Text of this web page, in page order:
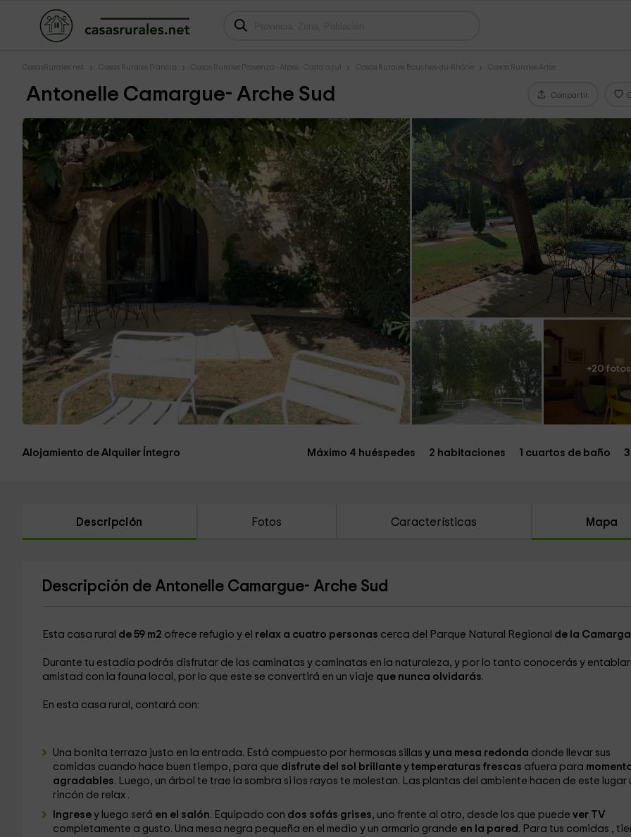
CasasRurales.net Casas Rurales Francia Casas Rurales Provenza - Alpes - Costa azul Casas Rurales Bouches-du-Rhône Casas Rurales Arles
Antonelle Camargue- Arche Sud Compartir
+20 fotos
Alojamiento de Alquiler Íntegro Máximo 4 huéspedes 2 habitaciones 1 cuartos de baño
Descripción Fotos Características Mapa
Descripción de Antonelle Camargue- Arche Sud
Esta casa rural de 59 m2 ofrece refugio y el relax a cuatro personas cerca del Parque Natural Regional de la Camarga
Durante tu estadía podrás disfrutar de las caminatas y caminatas en la naturaleza, y por lo tanto conocerás y
amistad con la fauna local, por lo que este se convertirá en un viaje que nunca olvidarás.
En esta casa rural, contará con:
Una bonita terraza justo en la entrada. Está compuesto por hermosas sillas y una mesa redonda donde llevar sus
comidas cuando hace buen tiempo, para que disfrute del sol brillante y temperaturas frescas afuera para
agradables. Luego, un árbol te trae la sombra si los rayos te molestan. Las plantas del ambiente hacen de este lugar
rincón de relax .
Ingrese y luego será en el salón. Equipado con dos sofás grises, uno frente al otro, desde los que puede ver TV
completamente a gusto. Una mesa negra pequeña en el medio y un armario grande en la pared . Para tus comidas ,